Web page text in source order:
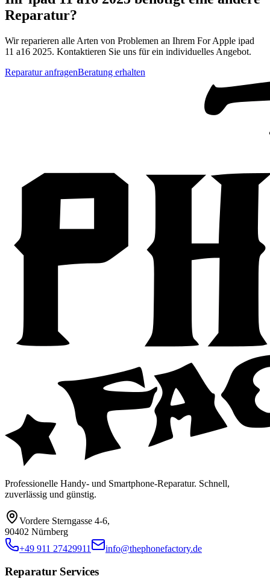
Reparatur?
Wir reparieren alle Arten von Problemen an Ihrem For Apple ipad
11 a16 2025. Kontaktieren Sie uns für ein individuelles Angebot.
Reparatur anfragenBeratung erhalten
Professionelle Handy- und Smartphone-Reparatur. Schnell,
zuverlässig und günstig.
Vordere Sterngasse 4-6,
90402 Nürnberg
+49 911 27429911
info@thephonefactory.de
Reparatur Services